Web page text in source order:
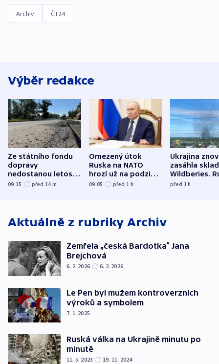
Archiv ČT24
Výběr redakce
Ze státního fondu
dopravy
nedostanou letos
kraje na silnice ani
09:15 před 14 m
Omezený útok
Ruska na NATO
hrozí už na podzim,
varují tajné služby
09:05 před 1 h
Ukrajina
zasáhla
Wildberies.
útočili v
před 1h
Aktuálně z rubriky Archiv
Zemřela „česká Bardotka“ Jana
Brejchová
6. 2. 2026 6. 2. 2026
Le Pen byl mužem kontroverzních
výroků a symbolem
7. 1. 2025
Ruská válka na Ukrajině minutu po
minutě
11. 5. 2023 19. 11. 2024